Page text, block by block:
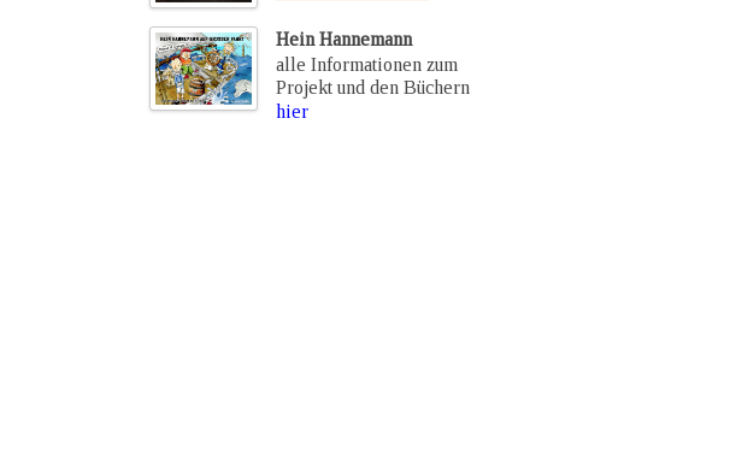
Hein Hannemann
alle Informationen zum
Projekt und den Büchern
hier